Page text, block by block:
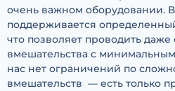
очень важном оборудовании.
поддерживается
что позволяет проводить
вмешательства с
нас нет ограничений по
вмешательств — есть только